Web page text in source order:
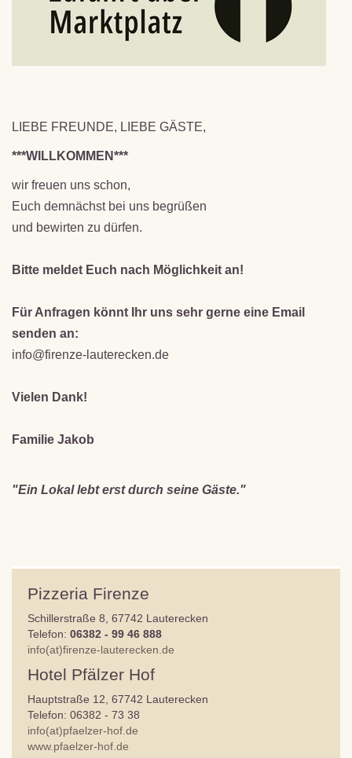
LIEBE FREUNDE, LIEBE GÄSTE,
***WILLKOMMEN***
wir freuen uns schon,
Euch demnächst bei uns begrüßen
und bewirten zu dürfen.
Bitte meldet Euch nach Möglichkeit an!
Für Anfragen könnt Ihr uns sehr gerne eine Email
senden an:
info@firenze-lauterecken.de
Vielen Dank!
Familie Jakob
"Ein Lokal lebt erst durch seine Gäste."
Pizzeria Firenze
Schillerstraße 8, 67742 Lauterecken
Telefon: 06382 - 99 46 888
info(at)firenze-lauterecken.de
Hotel Pfälzer Hof
Hauptstraße 12, 67742 Lauterecken
Telefon: 06382 - 73 38
info(at)pfaelzer-hof.de
www.pfaelzer-hof.de